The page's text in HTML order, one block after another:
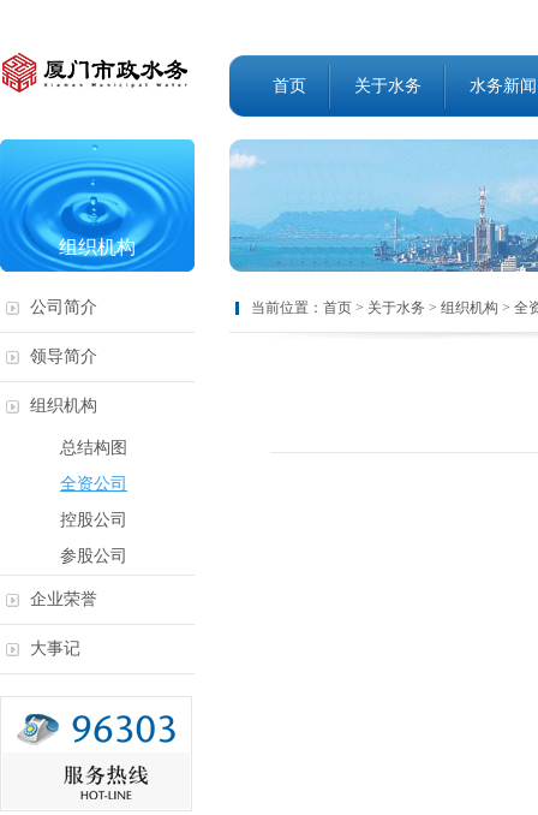
首页 关于水务 水务新闻
组织机构
公司简介
领导简介
组织机构
总结构图
全资公司
控股公司
参股公司
企业荣誉
大事记
当前位置： 首页 > 关于水务 > 组织机构 > 全